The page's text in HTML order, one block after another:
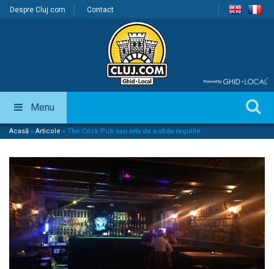
Despre Cluj.com Contact
Menu
Acasă » Articole » The Cock Pub sau arta de a sfida regulile